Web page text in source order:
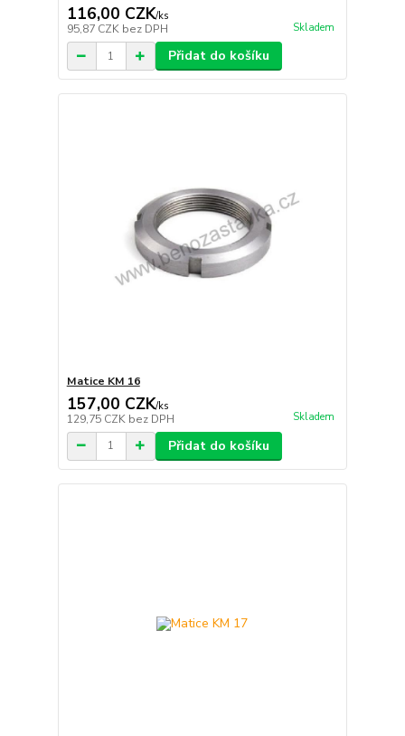
116,00 CZK/ks
95,87 CZK bez DPH Skladem
Přidat do košíku
Matice KM 16
157,00 CZK/ks
129,75 CZK bez DPH Skladem
Přidat do košíku